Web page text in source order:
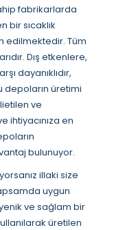
fabrikarlarda
bir sıcaklık
edilmektedir. Tüm
Dış etkenlere,
dayanıklıdır,
depoların üretimi
ve
ihtiyacınıza en
bulunuyor.
illaki size
uygun
ve sağlam bir
üretilen